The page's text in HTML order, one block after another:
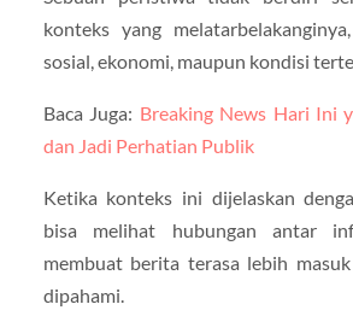
konteks yang
sosial, ekonomi, maupun kondisi
Baca Juga: Breaking News Hari Ini
dan Jadi Perhatian Publik
Ketika konteks ini dijelaskan
bisa melihat hubungan antar
membuat berita terasa lebih
dipahami.